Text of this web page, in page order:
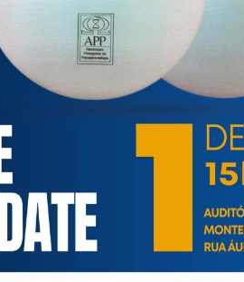
de
Psicogerontologia-APP, Instituição
biopsicológicas e sociais
autonomia, participação e
e de uma sociedade mais
à idade e ao